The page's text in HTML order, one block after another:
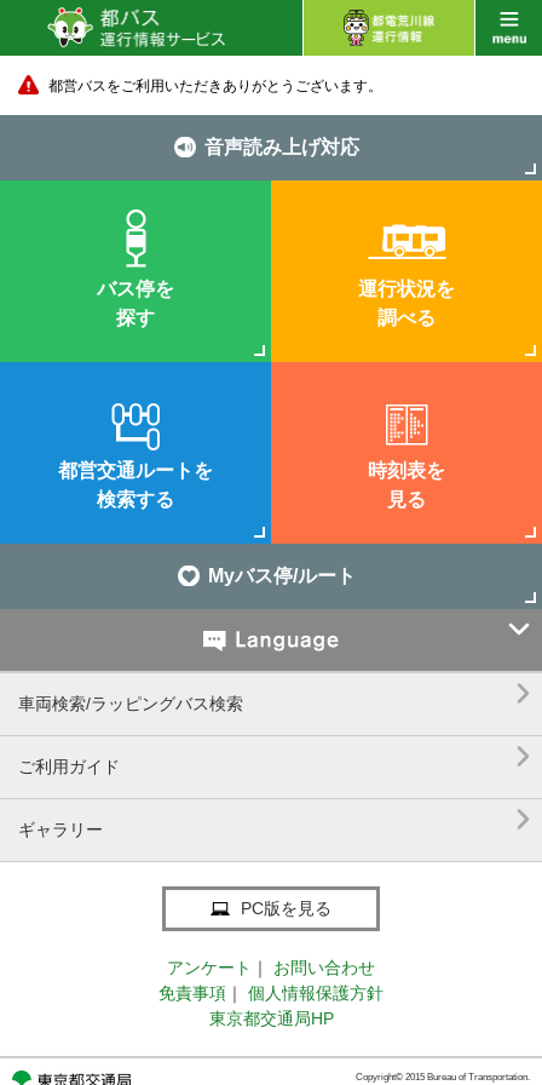
都営バスをご利用いただきありがとうございます。
音声読み上げ対応
バス停を
探す
運行状況を
調べる
都営交通ルートを
検索する
時刻表を
見る
Myバス停/ルート

車両検索/ラッピングバス検索 
ご利用ガイド 
ギャラリー 
PC版を見る
アンケート ｜
お問い合わせ
免責事項 ｜
個人情報保護方針
東京都交通局HP
Copyright© 2015 Bureau of Transportation.